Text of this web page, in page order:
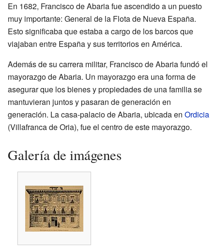
En 1682, Francisco de Abaria fue ascendido a un puesto
muy importante: General de la Flota de Nueva España.
Esto significaba que estaba a cargo de los barcos que
viajaban entre España y sus territorios en América.
Además de su carrera militar, Francisco de Abaria fundó el
mayorazgo de Abaria. Un mayorazgo era una forma de
asegurar que los bienes y propiedades de una familia se
mantuvieran juntos y pasaran de generación en
generación. La casa-palacio de Abaria, ubicada en Ordicia
(Villafranca de Oria), fue el centro de este mayorazgo.
Galería de imágenes